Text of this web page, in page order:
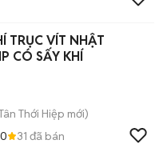
TRỤC VÍT NHẬT
CÓ SẤY KHÍ
Thới Hiệp mới)
31 đã bán